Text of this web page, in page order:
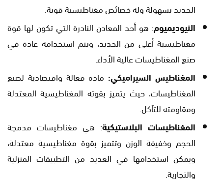
الحديد بسهولة وله خصائص مغناطيسية قوية.
النيوديميوم: هو أحد المعادن النادرة التي تكون لها قوة
مغناطيسية أعلى من الحديد، ويتم استخدامه عادة في
صنع المغناطيسات عالية الأداء.
المغناطيس السيراميكي: مادة فعالة واقتصادية لصنع
المغناطيسات، حيث يتميز بقوته المغناطيسية المعتدلة
ومقاومته للتآكل.
المغناطيسات البلاستيكية: هي مغناطيسات مدمجة
الحجم وخفيفة الوزن وتتميز بقوة مغناطيسية معتدلة،
ويمكن استخدامها في العديد من التطبيقات المنزلية
والتجارية.